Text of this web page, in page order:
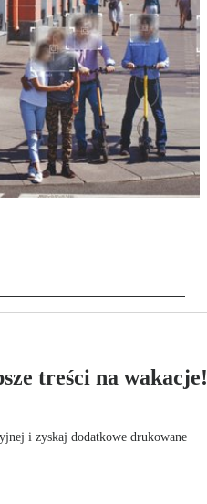
treści na wakacje!
i zyskaj dodatkowe drukowane